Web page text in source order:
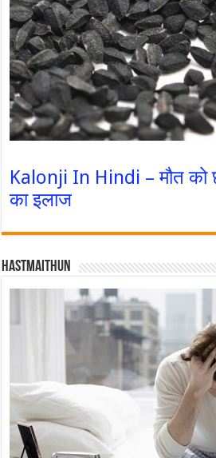
Kalonji In Hindi – मौत को
का इलाज
Hastmaithun